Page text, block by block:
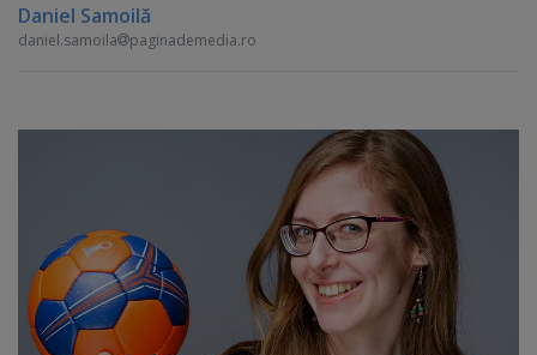
Daniel Samoilă
daniel.samoila paginademedia.ro